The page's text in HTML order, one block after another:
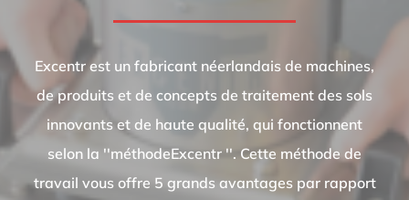
Excentr est un fabricant néerlandais de machines,
de produits et de concepts de traitement des sols
innovants et de haute qualité, qui fonctionnent
selon la ''méthodeExcentr ''. Cette méthode de
travail vous offre 5 grands avantages par rapport